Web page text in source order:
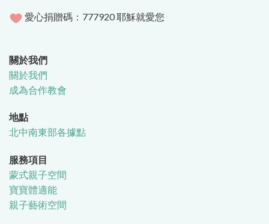
愛心捐贈碼：777920 耶穌就愛您
關於我們
關於我們
成為合作教會
地點
北中南東部各據點
服務項目
蒙式親子空間
寶寶體適能
親子藝術空間